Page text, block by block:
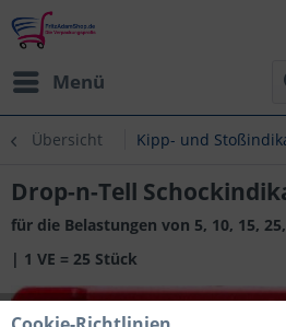
Menü
Übersicht Kipp- und
Drop-n-Tell
für die Belastungen von 5, 10, 15,
| 1 VE = 25 Stück